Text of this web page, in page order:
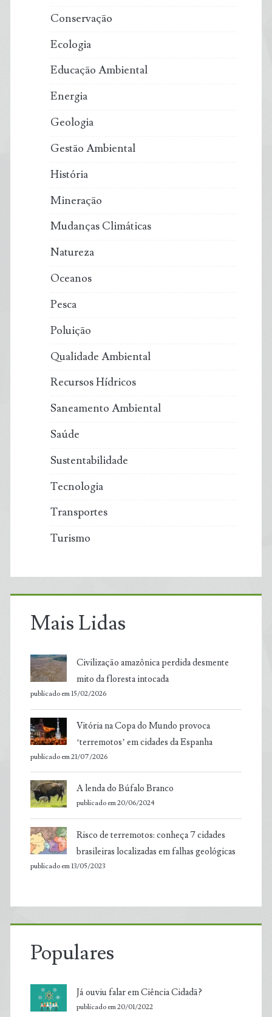
Conservação
Ecologia
Educação Ambiental
Energia
Geologia
Gestão Ambiental
História
Mineração
Mudanças Climáticas
Natureza
Oceanos
Pesca
Poluição
Qualidade Ambiental
Recursos Hídricos
Saneamento Ambiental
Saúde
Sustentabilidade
Tecnologia
Transportes
Turismo
Mais Lidas
Civilização amazônica perdida desmente
mito da floresta intocada
publicado em 15/02/2026
Vitória na Copa do Mundo provoca
‘terremotos’ em cidades da Espanha
publicado em 21/07/2026
A lenda do Búfalo Branco
publicado em 20/06/2024
Risco de terremotos: conheça 7 cidades
brasileiras localizadas em falhas geológicas
publicado em 13/05/2023
Populares
Já ouviu falar em Ciência Cidadã?
publicado em 20/01/2022